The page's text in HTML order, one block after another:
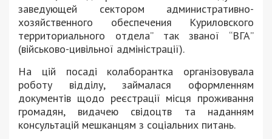
заведующей сектором административно-
хозяйственного обеспечения Куриловского
территориального отдела” так званої “ВГА”
(військово-цивільної адміністрації).
На цій посаді колаборантка організовувала
роботу відділу, займалася оформленням
документів щодо реєстрації місця проживання
громадян, видачею свідоцтв та наданням
консультацій мешканцям з соціальних питань.